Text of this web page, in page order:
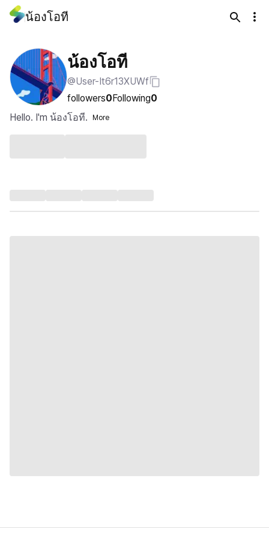
น้องโอที
น้องโอที
@User-It6r13XUWf
followers0Following0
Hello. I'm น้องโอที.
More